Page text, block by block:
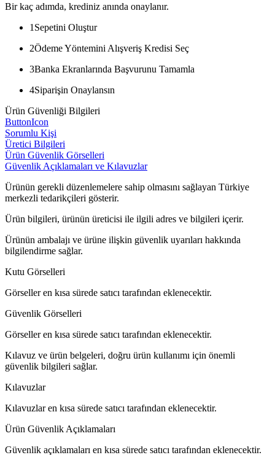
Bir kaç adımda, krediniz anında onaylanır.
1 Sepetini Oluştur
2Ödeme Yöntemini Alışveriş Kredisi Seç
3Banka Ekranlarında Başvurunu Tamamla
4Siparişin Onaylansın
Ürün Güvenliği Bilgileri
ButtonIcon
Sorumlu Kişi
Üretici Bilgileri
Ürün Güvenlik Görselleri
Güvenlik Açıklamaları ve Kılavuzlar
Ürünün gerekli düzenlemelere sahip olmasını sağlayan Türkiye
merkezli tedarikçileri gösterir.
Ürün bilgileri, ürünün üreticisi ile ilgili adres ve bilgileri içerir.
Ürünün ambalajı ve ürüne ilişkin güvenlik uyarıları hakkında
bilgilendirme sağlar.
Kutu Görselleri
Görseller en kısa sürede satıcı tarafından eklenecektir.
Güvenlik Görselleri
Görseller en kısa sürede satıcı tarafından eklenecektir.
Kılavuz ve ürün belgeleri, doğru ürün kullanımı için önemli
güvenlik bilgileri sağlar.
Kılavuzlar
Kılavuzlar en kısa sürede satıcı tarafından eklenecektir.
Ürün Güvenlik Açıklamaları
Güvenlik açıklamaları en kısa sürede satıcı tarafından eklenecektir.